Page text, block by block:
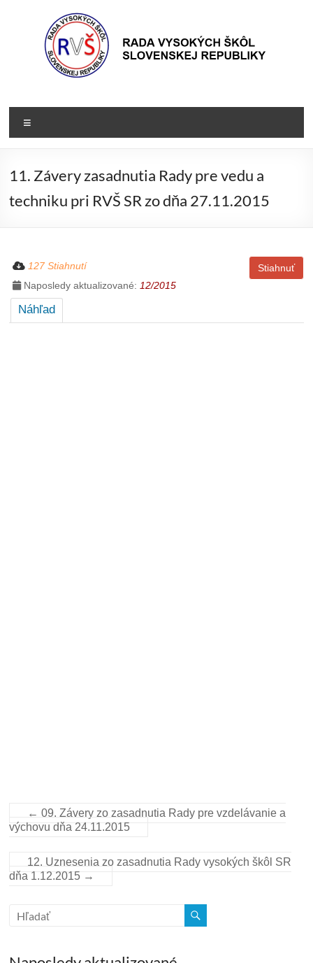
Rada
VŠ
škôl
11. Závery zasadnutia Rady pre vedu a
techniku pri RVŠ SR zo dňa 27.11.2015
Stiahnuť
127 Stiahnutí
Naposledy aktualizované: 12/2015
Náhľad
← 09. Závery zo zasadnutia Rady pre vzdelávanie a
výchovu dňa 24.11.2015
12. Uznesenia zo zasadnutia Rady vysokých škôl SR
dňa 1.12.2015 →